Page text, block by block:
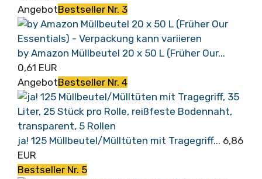
AngebotBestseller Nr. 3
by Amazon Müllbeutel 20 x 50 L (Früher Our...
0,61 EUR
AngebotBestseller Nr. 4
ja! 125 Müllbeutel/Mülltüten mit Tragegriff... 6,86
EUR
Bestseller Nr. 5